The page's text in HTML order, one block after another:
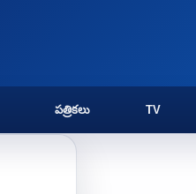
పత్రికలు TV